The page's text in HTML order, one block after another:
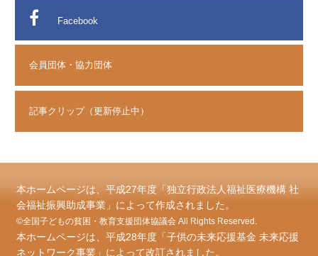
Facebook
会員団体・協力団体
記事クリップ（更新停止中）
本ホームページは、平成27年度「独立行政法人福祉医療機構 社
会福祉振興助成事業」によって作成されました。
©全国子どもの貧困・教育支援団体協議会 All Rights Reserved.
本ホームページは、平成28年度「子供の未来応援基金 未来応援
ネットワーク事業」によって改訂されました。